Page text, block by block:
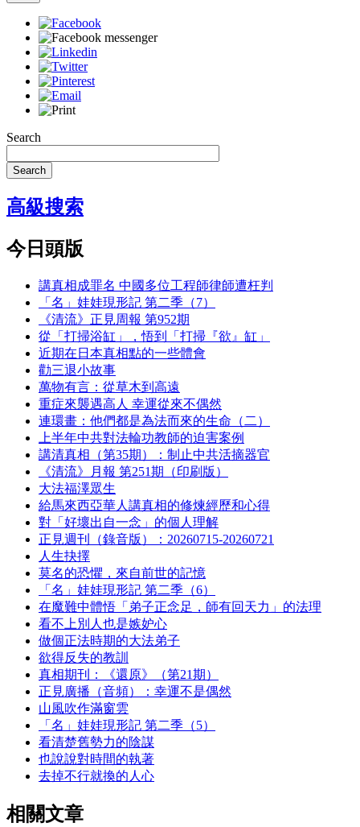
Search
Search
高級搜索
今日頭版
講真相成罪名 中國多位工程師律師遭枉判
「名」娃娃現形記 第二季（7）
《清流》正見周報 第952期
從「打掃浴缸」，悟到「打掃『欲』缸」
近期在日本真相點的一些體會
勸三退小故事
萬物有言：從草木到高遠
重症來襲遇高人 幸運從來不偶然
連環畫：他們都是為法而來的生命（二）
上半年中共對法輪功教師的迫害案例
講清真相（第35期）：制止中共活摘器官
《清流》月報 第251期（印刷版）
大法福澤眾生
給馬來西亞華人講真相的修煉經歷和心得
對「好壞出自一念」的個人理解
正見週刊（錄音版）：20260715-20260721
人生抉擇
莫名的恐懼，來自前世的記憶
「名」娃娃現形記 第二季（6）
在魔難中體悟「弟子正念足，師有回天力」的法理
看不上別人也是嫉妒心
做個正法時期的大法弟子
欲得反失的教訓
真相期刊：《還原》（第21期）
正見廣播（音頻）：幸運不是偶然
山風吹作滿窗雲
「名」娃娃現形記 第二季（5）
看清楚舊勢力的陰謀
也說說對時間的執著
去掉不行就換的人心
相關文章